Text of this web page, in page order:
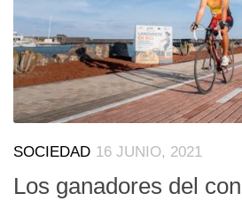
SOCIEDAD 16 JUNIO, 2021
Los ganadores del